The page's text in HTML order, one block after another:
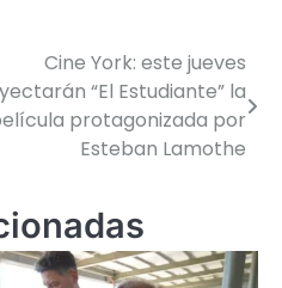
Cine York: este jueves
“El Estudiante” la
protagonizada por
Esteban Lamothe